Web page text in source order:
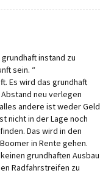
instand zu
sein. “
Es wird das grundhaft
neu verlegen
andere ist weder Geld
nicht in der Lage noch
Das wird in den
in Rente gehen.
grundhaften Ausbau
Radfahrstreifen zu